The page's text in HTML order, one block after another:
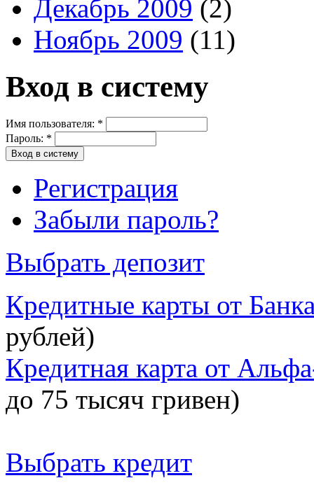
Декабрь 2009 (2)
Ноябрь 2009 (11)
Вход в систему
Имя пользователя: *
Пароль: *
Регистрация
Забыли пароль?
Выбрать депозит
Кредитные карты от
рублей)
Кредитная карта от
до 75 тысяч гривен)
Выбрать кредит